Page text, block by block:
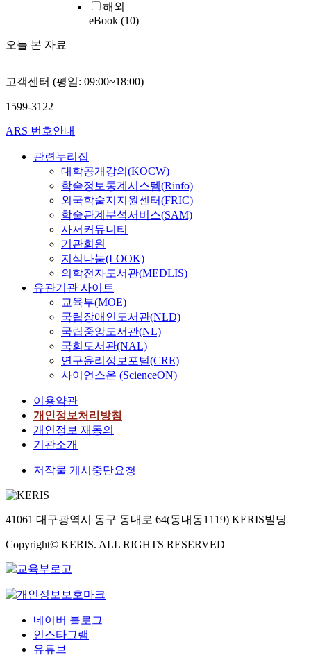
해외
eBook (10)
오늘 본 자료
고객센터 (평일: 09:00~18:00)
1599-3122
ARS 번호안내
관련누리집
대학공개강의(KOCW)
학술정보통계시스템(Rinfo)
외국학술지지원센터(FRIC)
학술관계분석서비스(SAM)
사서커뮤니티
기관회원
지식나눔(LOOK)
의학전자도서관(MEDLIS)
유관기관 사이트
교육부(MOE)
국립장애인도서관(NLD)
국립중앙도서관(NL)
국회도서관(NAL)
연구윤리정보포털(CRE)
사이언스온 (ScienceON)
이용약관
개인정보처리방침
개인정보 재동의
기관소개
저작물 게시중단요청
41061 대구광역시 동구 동내로 64(동내동1119) KERIS빌딩
Copyright© KERIS. ALL RIGHTS RESERVED
네이버 블로그
인스타그램
유튜브